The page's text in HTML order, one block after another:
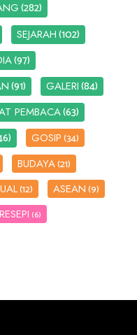
(282)
SEJARAH(102)
(97)
(91) GALERI(84)
PEMBACA(63)
GOSIP(34)
BUDAYA(21)
(12) ASEAN(9)
RESEPI (6)